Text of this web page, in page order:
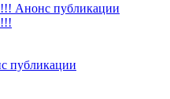
Анонс публикации
публикации